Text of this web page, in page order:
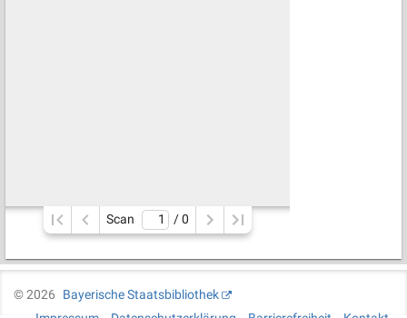
Scan / 0
©2026
Bayerische Staatsbibliothek